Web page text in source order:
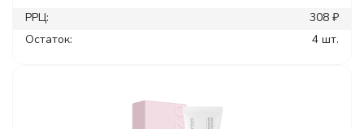
РРЦ:
308 ₽
Остаток:
4 шт.